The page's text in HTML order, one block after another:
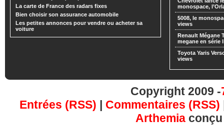
La carte de France des radars fixes
Bien choisir son assurance automobile
Les petites annonces pour vendre ou acheter sa
voiture
monospace,
5008, le
views
Renault Mégane
megane en série
Toyota Yaris
views
Copyright 2009 -
Entrées (RSS) | Commentaires (RSS)
Arthemia